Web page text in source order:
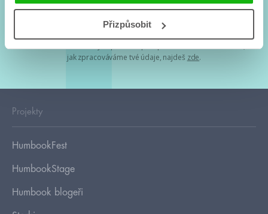
Přizpůsobit
Tvá e-mailová adresa je u nás v bezpečí. Přečti si
jak zpracováváme tvé údaje, najdeš zde.
Projekty
HumbookFest
HumbookStage
Humbook blogeři